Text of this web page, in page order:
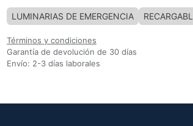
LUMINARIAS DE EMERGENCIA
Términos y condiciones
Garantía de devolución de 30 días
Envío: 2-3 días laborales